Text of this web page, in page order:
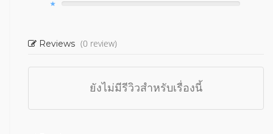
Reviews (0 review)
ยังไม่มีรีวิวสำหรับเรื่องนี้